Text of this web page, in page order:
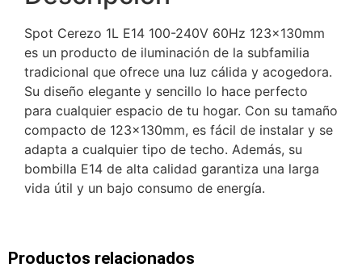
Spot Cerezo 1L E14 100-240V 60Hz 123x130mm
es un producto de iluminación de la subfamilia
tradicional que ofrece una luz cálida y acogedora.
Su diseño elegante y sencillo lo hace perfecto
para cualquier espacio de tu hogar. Con su tamaño
compacto de 123x130mm, es fácil de instalar y se
adapta a cualquier tipo de techo. Además, su
bombilla E14 de alta calidad garantiza una larga
vida útil y un bajo consumo de energía.
Productos relacionados